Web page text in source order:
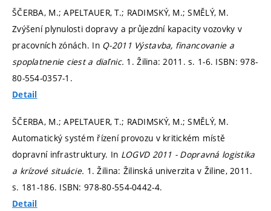
ŠČERBA, M.; APELTAUER, T.; RADIMSKÝ, M.; SMĚLÝ, M.
Zvýšení plynulosti dopravy a průjezdní kapacity vozovky v
pracovních zónách. In Q-2011 Výstavba, financovanie a
spoplatnenie ciest a diaľnic. 1. Žilina: 2011.s. 1-6. ISBN: 978-
80-554-0357-1.
Detail
ŠČERBA, M.; APELTAUER, T.; RADIMSKÝ, M.; SMĚLÝ, M.
Automatický systém řízení provozu v kritickém místě
dopravní infrastruktury. In LOGVD 2011 - Dopravná logistika
a krízové situácie. 1. Žilina: Žilinská univerzita v Žiline, 2011.
s. 181-186. ISBN: 978-80-554-0442-4.
Detail